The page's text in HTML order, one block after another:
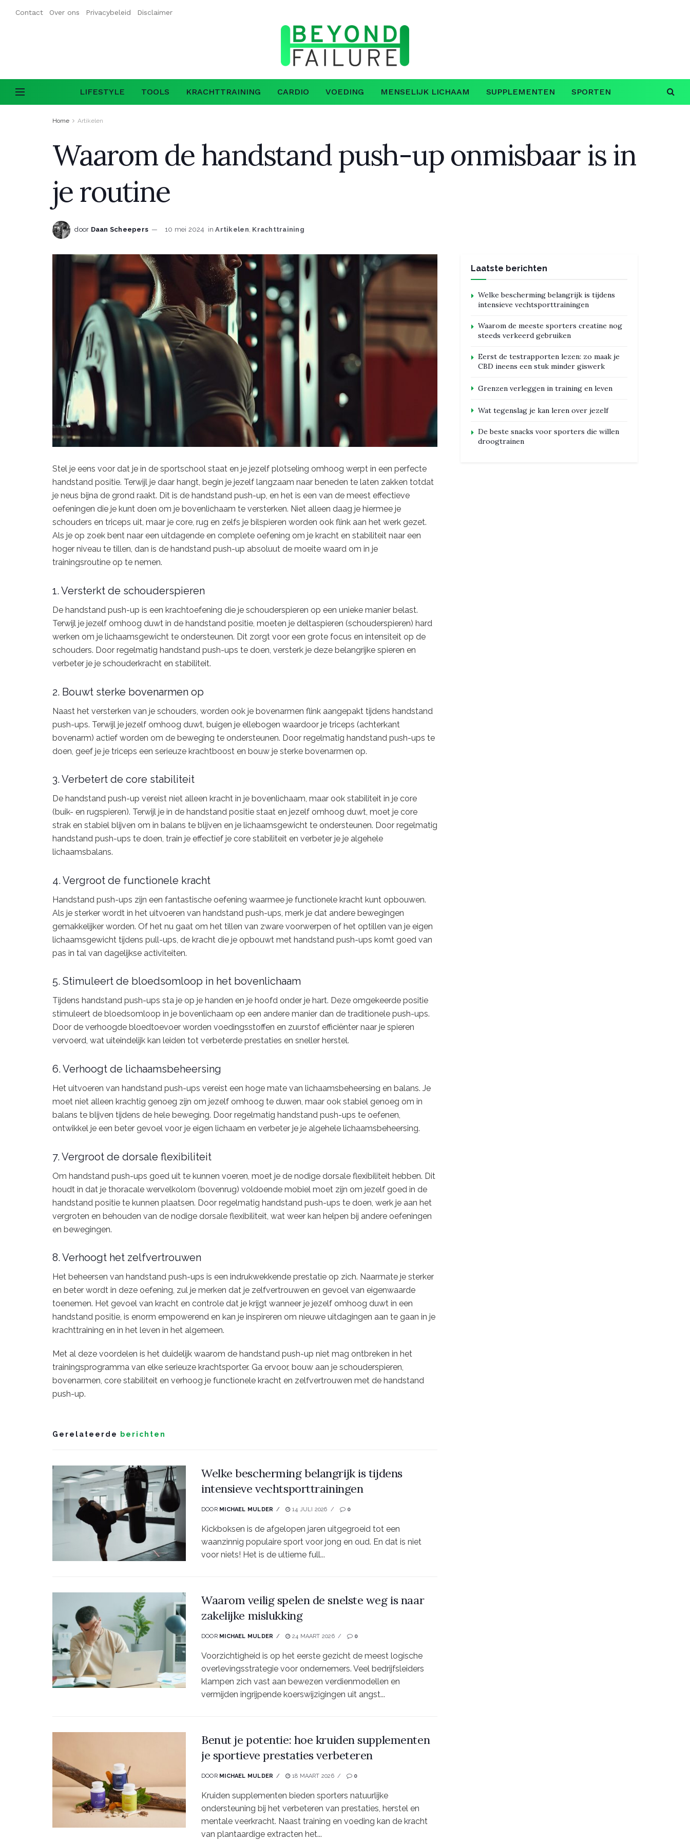
Contact Over ons Privacybeleid Disclaimer
LIFESTYLE TOOLS KRACHTTRAINING CARDIO VOEDING MENSELIJK LICHAAM SUPPLEMENTEN SPORTEN
Home Artikelen
Waarom de handstand push-up onmisbaar is in
je routine
door Daan Scheepers 10 mei 2024 in Artikelen, Krachttraining
Stel je eens voor dat je in de sportschool staat en je jezelf plotseling omhoog werpt in een perfecte
handstand positie. Terwijl je daar hangt, begin je jezelf langzaam naar beneden te laten zakken totdat
je neus bijna de grond raakt. Dit is de handstand push-up, en het is een van de meest effectieve
oefeningen die je kunt doen om je bovenlichaam te versterken. Niet alleen daag je hiermee je
schouders en triceps uit, maar je core, rug en zelfs je bilspieren worden ook flink aan het werk gezet.
Als je op zoek bent naar een uitdagende en complete oefening om je kracht en stabiliteit naar een
hoger niveau te tillen, dan is de handstand push-up absoluut de moeite waard om in je
trainingsroutine op te nemen.
1. Versterkt de schouderspieren
De handstand push-up is een krachtoefening die je schouderspieren op een unieke manier belast.
Terwijl je jezelf omhoog duwt in de handstand positie, moeten je deltaspieren (schouderspieren) hard
werken om je lichaamsgewicht te ondersteunen. Dit zorgt voor een grote focus en intensiteit op de
schouders. Door regelmatig handstand push-ups te doen, versterk je deze belangrijke spieren en
verbeter je je schouderkracht en stabiliteit.
2. Bouwt sterke bovenarmen op
Naast het versterken van je schouders, worden ook je bovenarmen flink aangepakt tijdens handstand
push-ups. Terwijl je jezelf omhoog duwt, buigen je ellebogen waardoor je triceps (achterkant
bovenarm) actief worden om de beweging te ondersteunen. Door regelmatig handstand push-ups te
doen, geef je je triceps een serieuze krachtboost en bouw je sterke bovenarmen op.
3. Verbetert de core stabiliteit
De handstand push-up vereist niet alleen kracht in je bovenlichaam, maar ook stabiliteit in je core
(buik- en rugspieren). Terwijl je in de handstand positie staat en jezelf omhoog duwt, moet je core
strak en stabiel blijven om in balans te blijven en je lichaamsgewicht te ondersteunen. Door regelmatig
handstand push-ups te doen, train je effectief je core stabiliteit en verbeter je je algehele
lichaamsbalans.
4. Vergroot de functionele kracht
Handstand push-ups zijn een fantastische oefening waarmee je functionele kracht kunt opbouwen.
Als je sterker wordt in het uitvoeren van handstand push-ups, merk je dat andere bewegingen
gemakkelijker worden. Of het nu gaat om het tillen van zware voorwerpen of het optillen van je eigen
lichaamsgewicht tijdens pull-ups, de kracht die je opbouwt met handstand push-ups komt goed van
pas in tal van dagelijkse activiteiten.
5. Stimuleert de bloedsomloop in het bovenlichaam
Tijdens handstand push-ups sta je op je handen en je hoofd onder je hart. Deze omgekeerde positie
stimuleert de bloedsomloop in je bovenlichaam op een andere manier dan de traditionele push-ups.
Door de verhoogde bloedtoevoer worden voedingsstoffen en zuurstof efficiënter naar je spieren
vervoerd, wat uiteindelijk kan leiden tot verbeterde prestaties en sneller herstel.
6. Verhoogt de lichaamsbeheersing
Het uitvoeren van handstand push-ups vereist een hoge mate van lichaamsbeheersing en balans. Je
moet niet alleen krachtig genoeg zijn om jezelf omhoog te duwen, maar ook stabiel genoeg om in
balans te blijven tijdens de hele beweging. Door regelmatig handstand push-ups te oefenen,
ontwikkel je een beter gevoel voor je eigen lichaam en verbeter je je algehele lichaamsbeheersing.
7. Vergroot de dorsale flexibiliteit
Om handstand push-ups goed uit te kunnen voeren, moet je de nodige dorsale flexibiliteit hebben. Dit
houdt in dat je thoracale wervelkolom (bovenrug) voldoende mobiel moet zijn om jezelf goed in de
handstand positie te kunnen plaatsen. Door regelmatig handstand push-ups te doen, werk je aan het
vergroten en behouden van de nodige dorsale flexibiliteit, wat weer kan helpen bij andere oefeningen
en bewegingen.
8. Verhoogt het zelfvertrouwen
Het beheersen van handstand push-ups is een indrukwekkende prestatie op zich. Naarmate je sterker
en beter wordt in deze oefening, zul je merken dat je zelfvertrouwen en gevoel van eigenwaarde
toenemen. Het gevoel van kracht en controle dat je krijgt wanneer je jezelf omhoog duwt in een
handstand positie, is enorm empowerend en kan je inspireren om nieuwe uitdagingen aan te gaan in je
krachttraining en in het leven in het algemeen.
Met al deze voordelen is het duidelijk waarom de handstand push-up niet mag ontbreken in het
trainingsprogramma van elke serieuze krachtsporter. Ga ervoor, bouw aan je schouderspieren,
bovenarmen, core stabiliteit en verhoog je functionele kracht en zelfvertrouwen met de handstand
push-up.
Gerelateerde berichten
Welke bescherming belangrijk is tijdens
intensieve vechtsporttrainingen
DOOR MICHAEL MULDER 14 JULI 2026 0
Kickboksen is de afgelopen jaren uitgegroeid tot een
waanzinnig populaire sport voor jong en oud. En dat is niet
voor niets! Het is de ultieme full...
Waarom veilig spelen de snelste weg is naar
zakelijke mislukking
DOOR MICHAEL MULDER 24 MAART 2026 0
Voorzichtigheid is op het eerste gezicht de meest logische
overlevingsstrategie voor ondernemers. Veel bedrijfsleiders
klampen zich vast aan bewezen verdienmodellen en
vermijden ingrijpende koerswijzigingen uit angst...
Benut je potentie: hoe kruiden supplementen
je sportieve prestaties verbeteren
DOOR MICHAEL MULDER 18 MAART 2026 0
Kruiden supplementen bieden sporters natuurlijke
ondersteuning bij het verbeteren van prestaties, herstel en
mentale veerkracht. Naast training en voeding kan de kracht
van plantaardige extracten het...
Laatste berichten
Welke bescherming belangrijk is tijdens
intensieve vechtsporttrainingen
Waarom de meeste sporters creatine nog
steeds verkeerd gebruiken
Eerst de testrapporten lezen: zo maak je
CBD ineens een stuk minder giswerk
Grenzen verleggen in training en leven
Wat tegenslag je kan leren over jezelf
De beste snacks voor sporters die willen
droogtrainen